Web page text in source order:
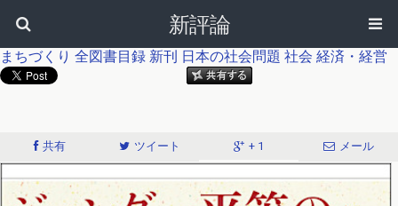
新評論
まちづくり 全図書目録 新刊 日本の社会問題 社会 経済・経営
共有 ツイート + 1 メール